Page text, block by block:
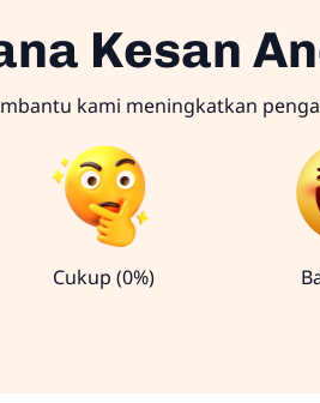
Kesan
kami meningkatkan
Cukup (0%)